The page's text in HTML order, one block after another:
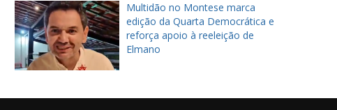
Multidão no Montese marca
edição da Quarta Democrática e
reforça apoio à reeleição de
Elmano